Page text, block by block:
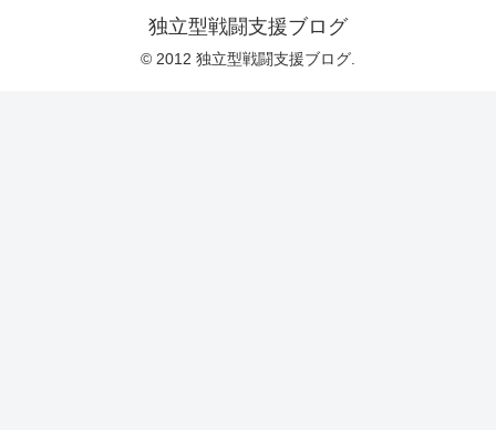
独立型戦闘支援ブログ
© 2012 独立型戦闘支援ブログ.